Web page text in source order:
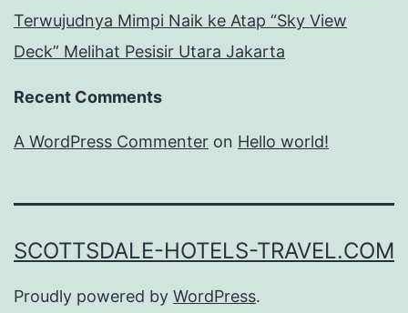
Terwujudnya Mimpi Naik ke Atap “Sky View
Deck” Melihat Pesisir Utara Jakarta
Recent Comments
A WordPress Commenter on Hello world!
SCOTTSDALE-HOTELS-TRAVEL.COM
Proudly powered by WordPress.